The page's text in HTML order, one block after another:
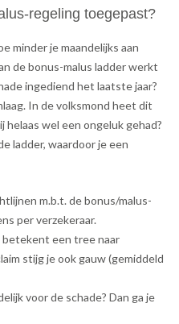
regeling toegepast?
minder je maandelijks aan
de bonus-malus ladder werkt
ingediend het laatste jaar?
In de volksmond heet dit
helaas wel een ongeluk gehad?
ladder, waardoor je een
m.b.t. de bonus/malus-
per verzekeraar.
betekent een tree naar
stijg je ook gauw (gemiddeld
voor de schade? Dan ga je